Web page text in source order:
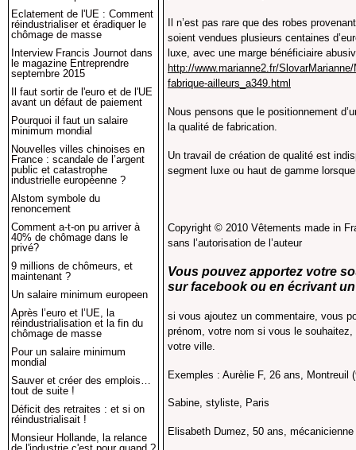
Eclatement de l'UE : Comment
réindustrialiser et éradiquer le
chômage de masse
Interview Francis Journot dans
le magazine Entreprendre
septembre 2015
Il faut sortir de l'euro et de l'UE
avant un défaut de paiement
Pourquoi il faut un salaire
minimum mondial
Nouvelles villes chinoises en
France : scandale de l’argent
public et catastrophe
industrielle européenne ?
Alstom symbole du
renoncement
Comment a-t-on pu arriver à
40% de chômage dans le
privé?
9 millions de chômeurs, et
maintenant ?
Un salaire minimum europeen
Après l’euro et l’UE, la
réindustrialisation et la fin du
chômage de masse
Pour un salaire minimum
mondial
Sauver et créer des emplois…
tout de suite !
Déficit des retraites : et si on
réindustrialisait !
Monsieur Hollande, la relance
Il n’est pas rare que des robes
soient vendues plusieurs centaines
luxe, avec une marge bénéficiaire
http://www.marianne2.fr/
fabrique-ailleurs_a349.html
Nous pensons que le positionnement
la qualité de fabrication.
Un travail de création de qualité est
segment luxe ou haut de gamme
Copyright © 2010 Vêtements made in
sans l’autorisation de l’auteur
Vous pouvez apportez votre
sur facebookou en écrivantun
si vous ajoutez un commentaire, vous
prénom, votre nom si vous le
votre ville.
Exemples : Aurèlie F, 26 ans, Montreuil
Sabine, styliste, Paris
Elisabeth Dumez, 50 ans,